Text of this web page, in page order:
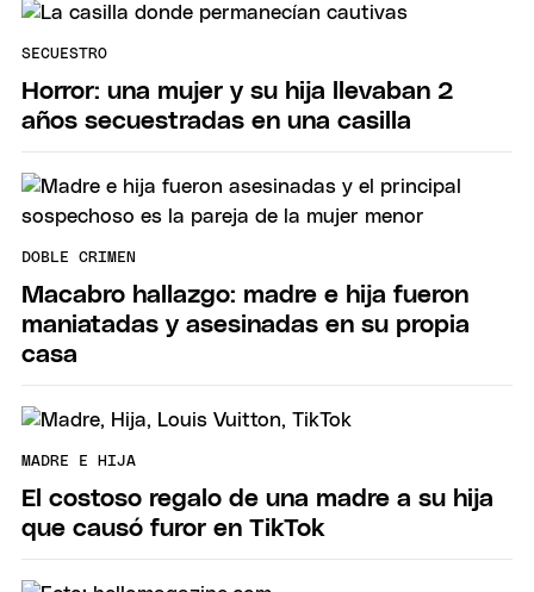
SECUESTRO
Horror: una mujer y su hija llevaban 2
años secuestradas en una casilla
DOBLE CRIMEN
Macabro hallazgo: madre e hija fueron
maniatadas y asesinadas en su propia
casa
MADRE E HIJA
El costoso regalo de una madre a su hija
que causó furor en TikTok